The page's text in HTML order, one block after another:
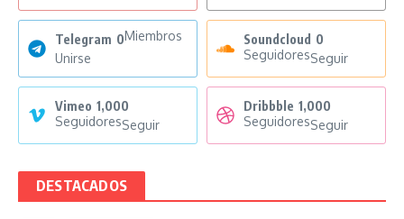
Telegram 0Miembros
Unirse
Soundcloud 0
SeguidoresSeguir
Vimeo 1,000
SeguidoresSeguir
Dribbble 1,000
SeguidoresSeguir
DESTACADOS